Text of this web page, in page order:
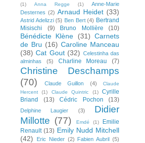
(1)
Anna Regge (1)
Anne-Marie
Desternes (2) Arnaud Heidet (33)
Astrid Adelizzi (5) Ben Bert (4) Bertrand
Misischi
(9) Bruno Mollière (10)
Bénédicte Klène (31) Carnets
de Bru (16) Caroline Manceau
(38) Cat Gout (32) Celestinha das
alminhas
(5) Charline Moreau (7)
Christine Deschamps
(70)
Claude Guillon (4)
Claude
Hercent
(1) Claude Quintric (1)
Cyrille
Briand
(13) Cédric Pochon (13)
Delphine Laugier (3)
Didier
Millotte (77) Emdé (1)
Emilie
Renault (13) Emily Nudd Mitchell
(42)
Eric Nieder (2) Fabien Aubril (5)